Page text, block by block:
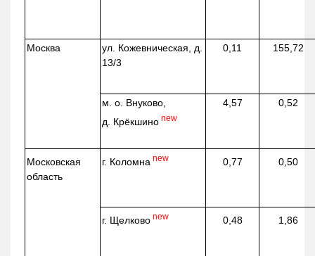
Москва ул. Кожевническая , д.
13/3
0,11 155,72
м. о. Внуково,
д. Крёкшино new
4,57 0,52
Московская
область
г. Коломна new 0,77 0,50
г. Щелково new 0,48 1,86